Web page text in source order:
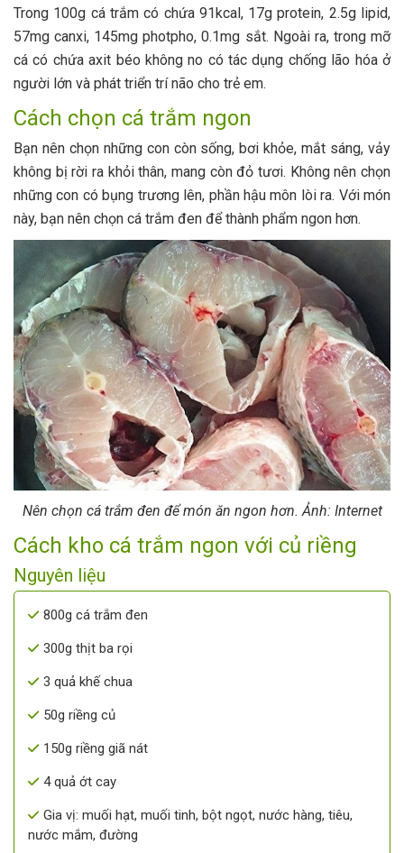
Trong 100g cá trắm có chứa 91kcal, 17g protein, 2.5g lipid,
57mg canxi, 145mg photpho, 0.1mg sắt. Ngoài ra, trong mỡ
cá có chứa axit béo không no có tác dụng chống lão hóa ở
người lớn và phát triển trí não cho trẻ em.
Cách chọn cá trắm ngon
Bạn nên chọn những con còn sống, bơi khỏe, mắt sáng, vảy
không bị rời ra khỏi thân, mang còn đỏ tươi. Không nên chọn
những con có bụng trương lên, phần hậu môn lòi ra. Với món
này, bạn nên chọn cá trắm đen để thành phẩm ngon hơn.
Nên chọn cá trắm đen để món ăn ngon hơn. Ảnh: Internet
Cách kho cá trắm ngon với củ riềng
Nguyên liệu
800g cá trắm đen
300g thịt ba rọi
3 quả khế chua
50g riềng củ
150g riềng giã nát
4 quả ớt cay
Gia vị: muối hạt, muối tinh, bột ngọt, nước hàng, tiêu,
nước mắm, đường